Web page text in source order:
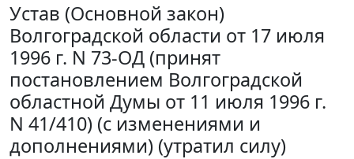
Устав (Основной закон)
Волгоградской области от 17 июля
1996 г. N 73-ОД (принят
постановлением Волгоградской
областной Думы от 11 июля 1996 г.
N 41/410) (с изменениями и
дополнениями) (утратил силу)